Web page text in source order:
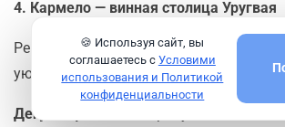
4. Кармело — винная столица Уругвая
Регион Кармело славится своими
уютными винодельнями.
Дегустации вин
: Попробуйте
🍪 Используя сайт, вы
соглашаетесь с Условими
использования и Политикой
конфиденциальности